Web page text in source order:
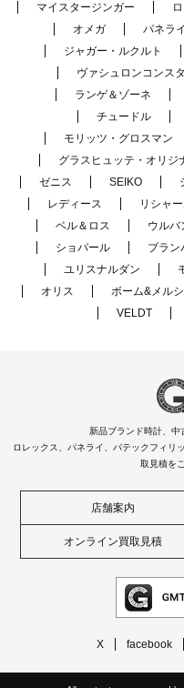
マイスタージンガー
オメガ
パネライ
ジャガー・ルクルト
ヴァシュロンコンス
ランゲ＆ゾーネ
チュードル
モリッツ・グロスマン
グラスヒュッテ・オリジ
ゼニス
SEIKO
レディース
リシャ
ベル＆ロス
ウルバ
ショパール
ブラン
ユリスナルダン
オリス
ボーム&メル
VELDT
新品ブランド時計、中
ロレックス、パネライ、パテックフィリ
取見積を
店舗案内
オンライン買取見積
X facebook